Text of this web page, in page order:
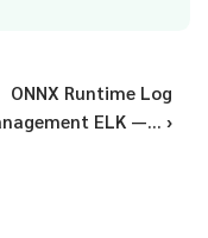
ONNX Runtime Log
ELK —... ›